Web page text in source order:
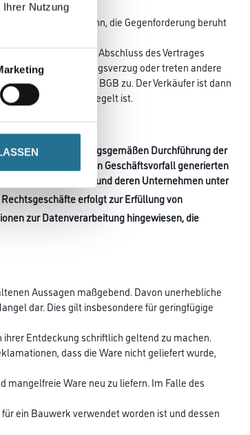
Ihrer Nutzung
es sei denn, die Gegenforderung beruht
Wird nach Abschluss des Vertrages
Betrag in Zahlungsverzug oder treten andere
Rechte aus § 321 BGB zu. Der Verkäufer ist dann
in Abschnitt B.4 geregelt ist.
und/oder zur ordnungsgemäßen Durchführung der
– die durch den Geschäftsvorfall generierten
Gruppe gehören und deren Unternehmen unter
erfolgt zur Erfüllung von
zur Datenverarbeitung hingewiesen, die
Aussagen maßgebend. Davon unerhebliche
dar. Dies gilt insbesondere für geringfügige
ihrer Entdeckung schriftlich geltend zu machen.
dass die Ware nicht geliefert wurde,
mangelfreie Ware neu zu liefern. Im Falle des
ein Bauwerk verwendet worden ist und dessen